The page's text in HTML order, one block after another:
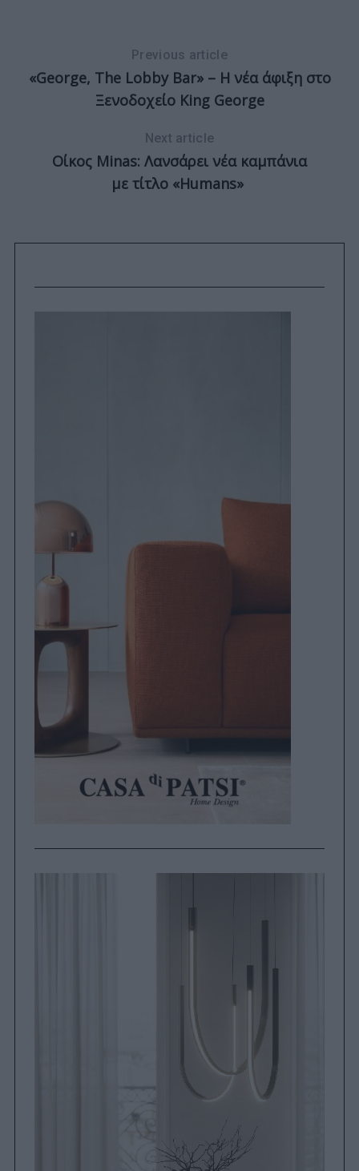
Previous article
«George, The Lobby Bar» – Η νέα άφιξη στο
Ξενοδοχείο King George
Next article
Oίκος Minas: Λανσάρει νέα καμπάνια
με τίτλο «Humans»